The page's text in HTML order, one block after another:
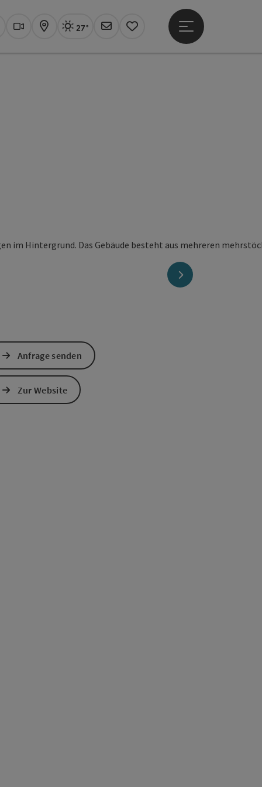
Webcams
KarteAktuelles Wetter Linz, sonnig
27°
Newsletter
Merkzettel
Hauptmenü öffnen
nächstes Element
öffnenöffnen
Anfrage senden
Zur Website